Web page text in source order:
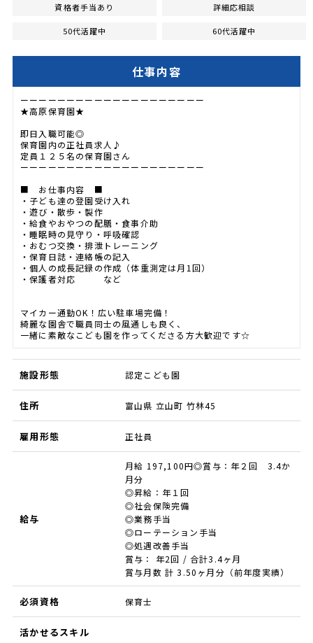
資格者手当あり 詳細応相談
50代活躍中 60代活躍中
仕事内容
ーーーーーーーーーーーーーーーーーーーー
★高原保育園★
即日入職可能◎
保育園内の正社員求人♪
定員１２５名の保育園さん
ーーーーーーーーーーーーーーーーーーーー
■ お仕事内容 ■
・子ども達の登園受け入れ
・遊び・散歩・製作
・給食やおやつの配膳・食事介助
・睡眠時の見守り・呼吸確認
・おむつ交換・排泄トレーニング
・保育日誌・連絡帳の記入
・個人の成長記録の作成（体重測定は月1回）
・保護者対応 など
マイカー通勤OK！広い駐車場完備！
綺麗な園舎で職員同士の風通しも良く、
一緒に素敵なこども園を作ってくださる方大歓迎です☆
施設形態 認定こども園
住所 富山県 立山町 竹林45
雇用形態 正社員
給与
月給 197,100円◎賞与：年２回 3.4か
月分
◎昇給：年１回
◎社会保険完備
◎業務手当
◎ローテーション手当
◎処遇改善手当
賞与： 年2回 / 合計3.4ヶ月
賞与月数 計 3.50ヶ月分（前年度実績）
必須資格 保育士
活かせるスキル